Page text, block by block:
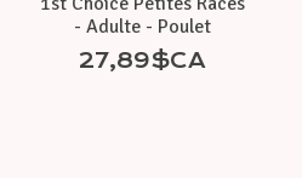
- Adulte - Poulet
27,89$CA